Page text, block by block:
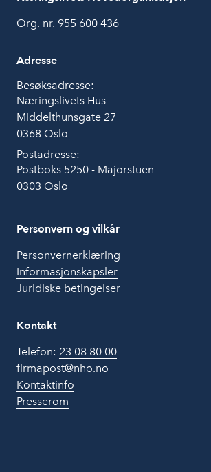
Org. nr. 955 600 436
Adresse
Besøksadresse:
Næringslivets Hus
Middelthunsgate 27
0368 Oslo
Postadresse:
Postboks 5250 - Majorstuen
0303 Oslo
Personvern og vilkår
Personvernerklæring
Informasjonskapsler
Juridiske betingelser
Kontakt
Telefon: 23 08 80 00
firmapost@nho.no
Kontaktinfo
Presserom